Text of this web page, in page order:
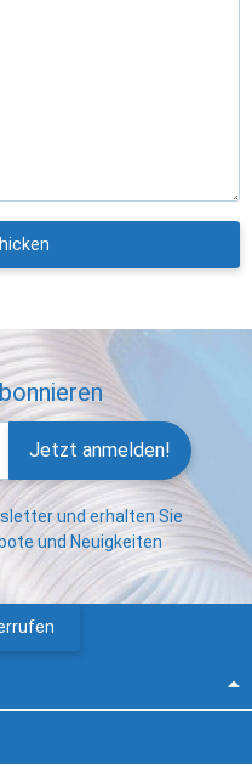
Jetzt anmelden!
und erhalten Sie
und Neuigkeiten